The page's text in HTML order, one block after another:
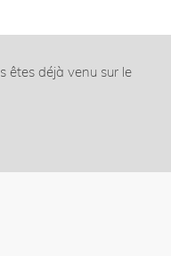
êtes déjà venu sur le